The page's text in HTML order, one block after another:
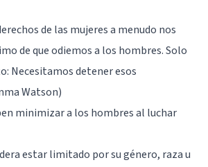
de las mujeres a menudo nos
de que odiemos a los hombres. Solo
Necesitamos detener esos
Watson)
minimizar a los hombres al luchar
estar limitado por su género, raza u